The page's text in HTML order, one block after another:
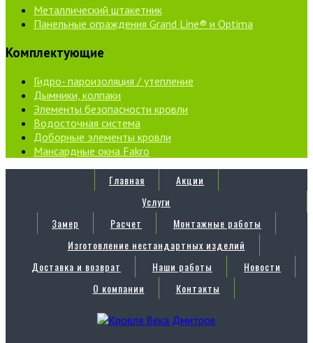
Металлический штакетник
Панельные ограждения Grand Line® и Optima
Комплектующие
Гидро- пароизоляция / утепление
Дымники, колпаки
Элементы безопасности кровли
Водосточная система
Доборные элементы кровли
Мансардные окна Fakro
Главная
Акции
Услуги
Замер
Расчет
Монтажные работы
Изготовление нестандартных изделий
Доставка и возврат
Наши работы
Новости
О компании
Контакты